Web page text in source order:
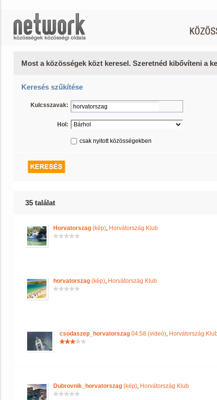
Most a közösségek közt keresel. Szeretnéd kibővíteni a
Keresés szűkítése
Kulcsszavak:
Hol:
csak nyitott közösségekben
35 találat
Horvatorszag (kép), Horvátország Klub
horvatorszag (kép), Horvátország Klub
csodaszep_horvatorszag 04:58 (videó), Horvátország
Dubrovnik_horvatorszag (kép), Horvátország Klub